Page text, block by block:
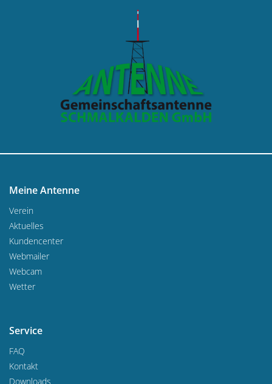
Meine Antenne
Verein
Aktuelles
Kundencenter
Webmailer
Webcam
Wetter
Service
FAQ
Kontakt
Downloads